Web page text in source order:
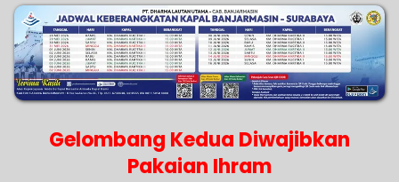
Gelombang Kedua Diwajibkan
Pakaian Ihram